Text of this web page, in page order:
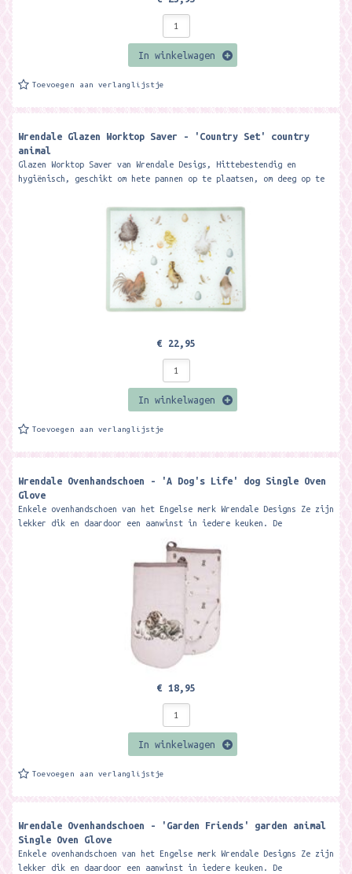
In winkelwagen
Toevoegen aan verlanglijstje
Wrendale Glazen Worktop Saver - 'Country Set' country
animal
Glazen Worktop Saver van Wrendale Desigs, Hittebestendig en
hygiënisch, geschikt om hete pannen op te plaatsen, om deeg op te
€ 22,95
In winkelwagen
Toevoegen aan verlanglijstje
Wrendale Ovenhandschoen - 'A Dog's Life' dog Single Oven
Glove
Enkele ovenhandschoen van het Engelse merk Wrendale Designs Ze zijn
lekker dik en daardoor een aanwinst in iedere keuken. De
€ 18,95
In winkelwagen
Toevoegen aan verlanglijstje
Wrendale Ovenhandschoen - 'Garden Friends' garden animal
Single Oven Glove
Enkele ovenhandschoen van het Engelse merk Wrendale Designs Ze zijn
lekker dik en daardoor een aanwinst in iedere keuken. De